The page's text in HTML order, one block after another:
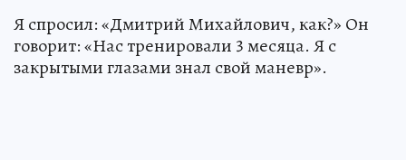
Я спросил: «Дмитрий Михайлович, как?» Он
говорит: «Нас тренировали 3 месяца. Я с
закрытыми глазами знал свой маневр».